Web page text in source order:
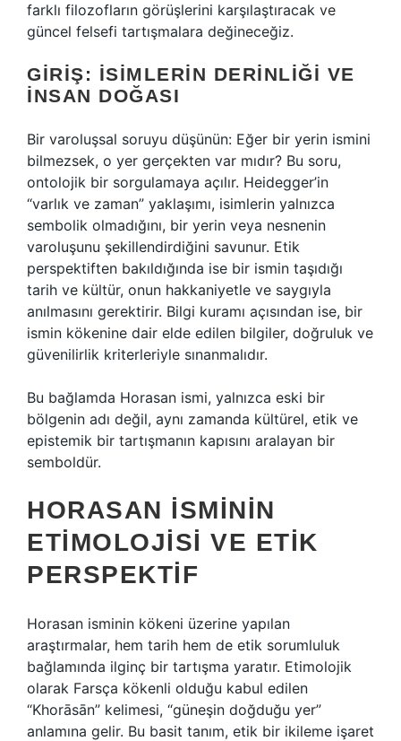
farklı filozofların görüşlerini karşılaştıracak ve
güncel felsefi tartışmalara değineceğiz.
GIRIŞ: İSIMLERIN DERINLIĞI VE
İNSAN DOĞASI
Bir varoluşsal soruyu düşünün: Eğer bir yerin ismini
bilmezsek, o yer gerçekten var mıdır? Bu soru,
ontolojik bir sorgulamaya açılır. Heidegger’in
“varlık ve zaman” yaklaşımı, isimlerin yalnızca
sembolik olmadığını, bir yerin veya nesnenin
varoluşunu şekillendirdiğini savunur. Etik
perspektiften bakıldığında ise bir ismin taşıdığı
tarih ve kültür, onun hakkaniyetle ve saygıyla
anılmasını gerektirir. Bilgi kuramı açısından ise, bir
ismin kökenine dair elde edilen bilgiler, doğruluk ve
güvenilirlik kriterleriyle sınanmalıdır.
Bu bağlamda Horasan ismi, yalnızca eski bir
bölgenin adı değil, aynı zamanda kültürel, etik ve
epistemik bir tartışmanın kapısını aralayan bir
semboldür.
HORASAN İSMININ
ETIMOLOJISI VE ETIK
PERSPEKTIF
Horasan isminin kökeni üzerine yapılan
araştırmalar, hem tarih hem de etik sorumluluk
bağlamında ilginç bir tartışma yaratır. Etimolojik
olarak Farsça kökenli olduğu kabul edilen
“Khorāsān” kelimesi, “güneşin doğduğu yer”
anlamına gelir. Bu basit tanım, etik bir ikileme işaret